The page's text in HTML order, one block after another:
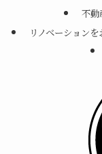
不動
リノベーション